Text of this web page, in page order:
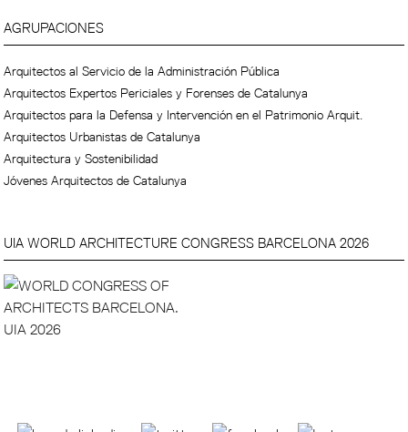
AGRUPACIONES
Arquitectos al Servicio de la Administración Pública
Arquitectos Expertos Periciales y Forenses de Catalunya
Arquitectos para la Defensa y Intervención en el Patrimonio Arquit.
Arquitectos Urbanistas de Catalunya
Arquitectura y Sostenibilidad
Jóvenes Arquitectos de Catalunya
UIA WORLD ARCHITECTURE CONGRESS BARCELONA 2026